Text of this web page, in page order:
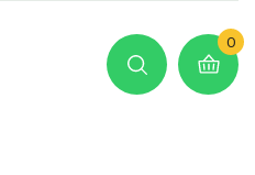
0